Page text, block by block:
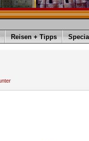
Reisen + Tipps